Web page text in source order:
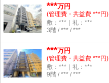
***万円
(管理費・共益費 ***円)
敷：***｜礼：***
3階 / *** / ***
***万円
(管理費・共益費 ***円)
敷：***｜礼：***
9階 / *** / ***